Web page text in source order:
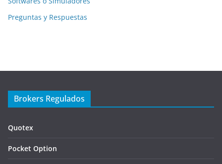
Preguntas y Respuestas
Brokers Regulados
Quotex
Pocket Option